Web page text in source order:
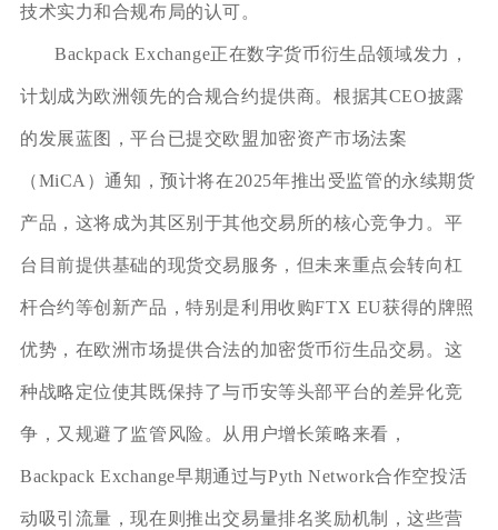
技术实力和合规布局的认可。
Backpack Exchange正在数字货币衍生品领域发力，
计划成为欧洲领先的合规合约提供商。根据其CEO披露
的发展蓝图，平台已提交欧盟加密资产市场法案
（MiCA）通知，预计将在2025年推出受监管的永续期货
产品，这将成为其区别于其他交易所的核心竞争力。平
台目前提供基础的现货交易服务，但未来重点会转向杠
杆合约等创新产品，特别是利用收购FTX EU获得的牌照
优势，在欧洲市场提供合法的加密货币衍生品交易。这
种战略定位使其既保持了与币安等头部平台的差异化竞
争，又规避了监管风险。从用户增长策略来看，
Backpack Exchange早期通过与Pyth Network合作空投活
动吸引流量，现在则推出交易量排名奖励机制，这些营